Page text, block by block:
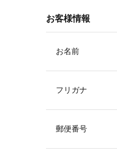
お客様情報
お名前
フリガナ
郵便番号